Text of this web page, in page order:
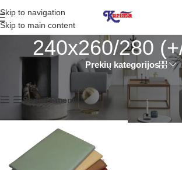
Skip to navigation
Skip to main content
NAUJĄ PARDUOTUVĘ
240x260/280
Prekių kategorijos
Produkto Dydis 240x260/280 (+/-5%)
Šoninis meniu